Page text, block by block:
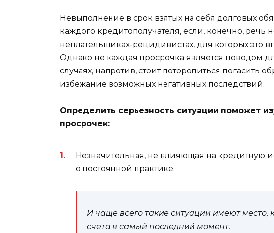
Невыполнение в срок взятых на себя долговых
каждого кредитополучателя, если, конечно, речь
неплательщиках-рецидивистах, для которых это
Однако не каждая просрочка является поводом
случаях, напротив, стоит поторопиться погасить
избежание возможных негативных последствий.
Определить серьезность ситуации поможет
просрочек:
Незначительная, не влияющая на кредитную
о постоянной практике.
И чаще всего такие ситуации имеют место,
счета в самый последний момент.